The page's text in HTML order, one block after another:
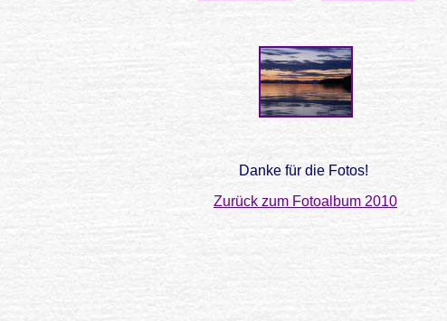
Danke für die Fotos!
Zurück zum Fotoalbum 2010